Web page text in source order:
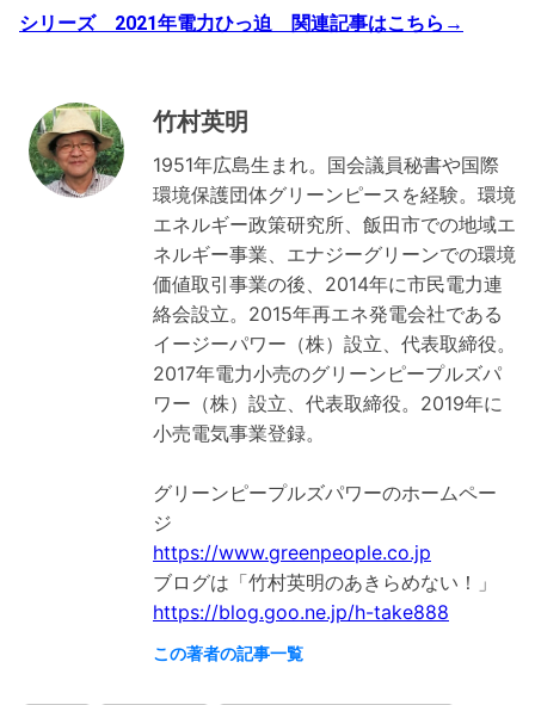
シリーズ 2021年電力ひっ迫 関連記事はこちら→
竹村英明
1951年広島生まれ。国会議員秘書や国際
環境保護団体グリーンピースを経験。環境
エネルギー政策研究所、飯田市での地域エ
ネルギー事業、エナジーグリーンでの環境
価値取引事業の後、2014年に市民電力連
絡会設立。2015年再エネ発電会社である
イージーパワー（株）設立、代表取締役。
2017年電力小売のグリーンピープルズパ
ワー（株）設立、代表取締役。2019年に
小売電気事業登録。
グリーンピープルズパワーのホームペー
https://www.greenpeople.co.jp
https://blog.goo.ne.jp/h-take888
この著者の記事一覧